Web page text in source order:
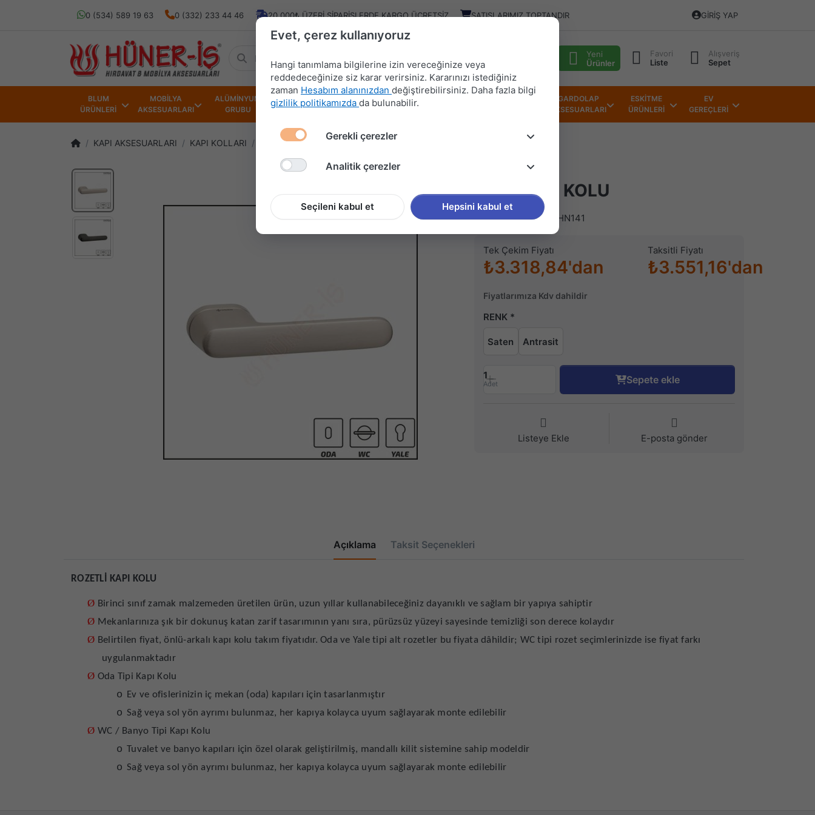
0 (534) 589 19 63 0 (332) 233 44 46 20.000₺ ÜZERI SIPARIŞLERDE KARGO ÜCRETSIZ SATIŞLARIMIZ TOPTANDIR GIRIŞ YAP
Yeni
Ürünler
Favori
Liste
Alışveriş
Sepet
BLUM
ÜRÜNLERİ
MOBİLYA
AKSESUARLARI
ALÜMİNYUM
GRUBU
HIRDAVAT
MALZEMELERİ
MUTFAK
AKSESUARLARI
GARDOLAP
AKSESUARLARI
ESKİTME
ÜRÜNLERİ
EV
GEREÇLERİ
KAPI AKSESUARLARI KAPI KOLLARI AKIK KAPI KOLU
AKIK KAPI KOLU
Stok kodu (SKU) HN141
Tek Çekim Fiyatı
₺3.318,84'dan
Taksitli Fiyatı
₺3.551,16'dan
Fiyatlarımıza Kdv dahildir
RENK
Saten Antrasit
1
Adet Sepete ekle
Listeye Ekle E-posta gönder
Açıklama Taksit Seçenekleri
ROZETLİ KAPI KOLU
Ø Birinci sınıf zamak malzemeden üretilen ürün, uzun yıllar kullanabileceğiniz dayanıklı ve sağlam bir yapıya sahiptir
Ø Mekanlarınıza şık bir dokunuş katan zarif tasarımının yanı sıra, pürüzsüz yüzeyi sayesinde temizliği son derece kolaydır
Ø Belirtilen fiyat, önlü-arkalı kapı kolu takım fiyatıdır. Oda ve Yale tipi alt rozetler bu fiyata dâhildir; WC tipi rozet seçimlerinizde ise fiyat farkı
uygulanmaktadır
Ø Oda Tipi Kapı Kolu
o Ev ve ofislerinizin iç mekan (oda) kapıları için tasarlanmıştır
o Sağ veya sol yön ayrımı bulunmaz, her kapıya kolayca uyum sağlayarak monte edilebilir
Ø WC / Banyo Tipi Kapı Kolu
o Tuvalet ve banyo kapıları için özel olarak geliştirilmiş, mandallı kilit sistemine sahip modeldir
o Sağ veya sol yön ayrımı bulunmaz, her kapıya kolayca uyum sağlayarak monte edilebilir
Evet, çerez kullanıyoruz
Hangi tanımlama bilgilerine izin vereceğinize veya
reddedeceğinize siz karar verirsiniz. Kararınızı istediğiniz
zaman Hesabım alanınızdan değiştirebilirsiniz. Daha fazla bilgi
gizlilik politikamızda da bulunabilir.
Gerekli çerezler
Analitik çerezler
Seçileni kabul et Hepsini kabul et